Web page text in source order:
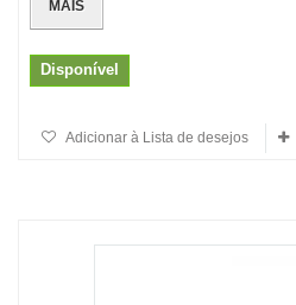
MAIS
Disponível
Adicionar à Lista de desejos